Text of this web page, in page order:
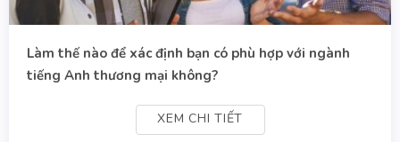
Làm thế nào để xác định bạn có phù hợp với ngành
tiếng Anh thương mại không?
XEM CHI TIẾT